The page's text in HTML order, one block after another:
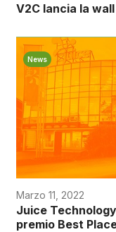
V2C lancia la
News
Marzo 11, 2022
Juice
premio Best